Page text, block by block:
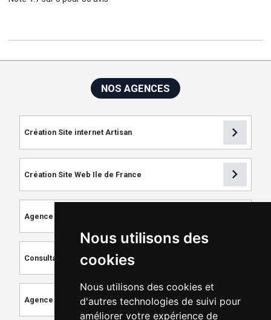
Nous utilisons des
cookies
Nous utilisons des cookies et
d'autres technologies de suivi pour
améliorer votre expérience de
NOS AGENCES
Création Site internet Artisan chevron_right
Création Site Web Ile de France chevron_right
Agence de Référencement
Consultant SEO
Agence de Création de Site Internet chevron_right